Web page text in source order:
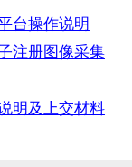
台操作说明
注册图像采集
明及上交材料